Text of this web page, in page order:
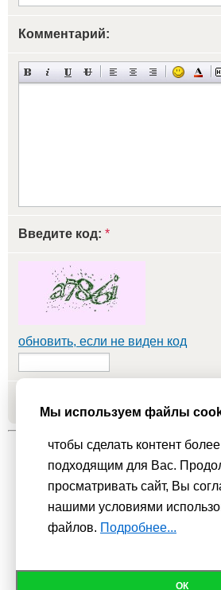
Комментарий:
Введите код: *
обновить, если не виден код
Мы используемcookie-файлыдля
Вас это не устраивает, пожалуйста,
При использовании материалов
Мы используем файлы
чтобы сделать контент
подходящим для Вас.
просматривать сайт, Вы
нашими условиями
файлов. Подробнее...
ОК